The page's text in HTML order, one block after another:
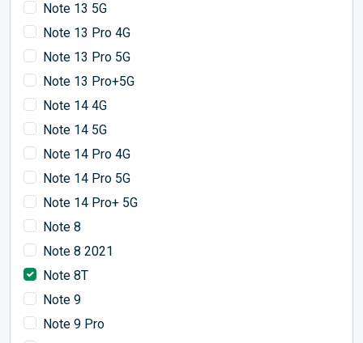
Note 13 5G
Note 13 Pro 4G
Note 13 Pro 5G
Note 13 Pro+5G
Note 14 4G
Note 14 5G
Note 14 Pro 4G
Note 14 Pro 5G
Note 14 Pro+ 5G
Note 8
Note 8 2021
Note 8T
Note 9
Note 9 Pro